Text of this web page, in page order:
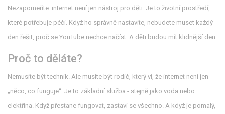
Nezapomeňte: internet není jen nástroj pro děti. Je to životní prostředí,
které potřebuje péči. Když ho správně nastavíte, nebudete muset každý
den řešit, proč se YouTube nechce načíst. A děti budou mít klidnější den.
Proč to děláte?
Nemusíte být technik. Ale musíte být rodič, který ví, že internet není jen
„něco, co funguje“. Je to základní služba - stejně jako voda nebo
elektřina. Když přestane fungovat, zastaví se všechno. A když je pomalý,